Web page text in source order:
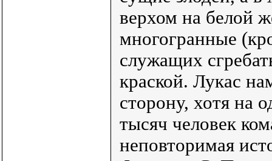
верхом на белой
многогранные
служащих
краской. Лукас
сторону, хотя на
тысяч человек
неповторимая